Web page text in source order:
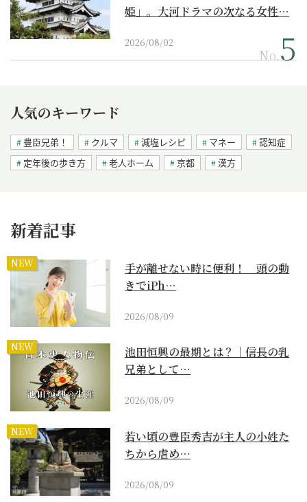
姫」。大河ドラマの次なる女性…
2026/08/02
No.
人気のキーワード
豊臣兄弟！ クルマ 減塩レシピ マネー
認知症
定年後の歩き方
老人ホーム 京都 漢方
新着記事
NEW
手が離せない時に便利！ 頭の動
きでiPh…
2026/08/09
NEW
池田恒興の最期とは？｜信長の乳
兄弟として…
2026/08/09
NEW
若い頃の豊臣秀吉が主人の小姓た
ちから虐め…
2026/08/09